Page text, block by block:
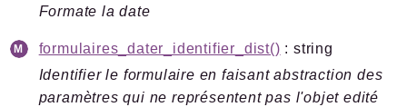
Formate la date
formulaires_dater_identifier_dist() : string
Identifier le formulaire en faisant abstraction des
paramètres qui ne représentent pas l'objet edité